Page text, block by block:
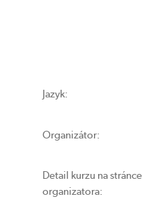
Jazyk:
Organizátor:
Detail kurzu na stránce
organizatora: